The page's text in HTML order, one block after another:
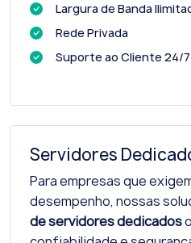
Largura de Banda
Rede Privada
Suporte ao Cliente 24/7
Servidores
Para empresas que
desempenho, nossas
de servidores dedicados